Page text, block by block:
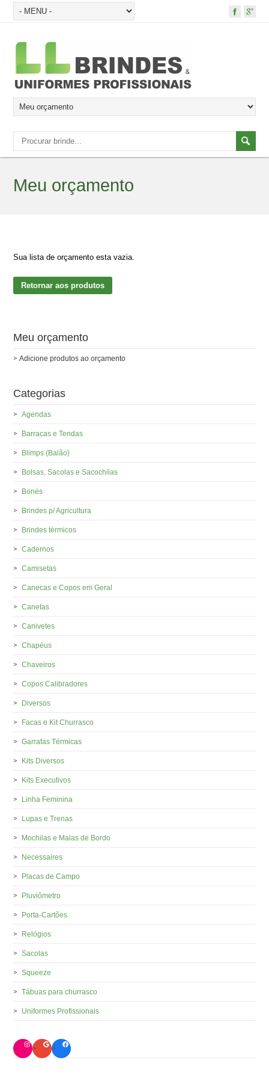
Meu orçamento
Sua lista de orçamento esta vazia.
Retornar aos produtos
Meu orçamento
Adicione produtos ao orçamento
Categorias
Agendas
Barracas e Tendas
Blimps (Balão)
Bolsas, Sacolas e Sacochilas
Bonés
Brindes p/ Agricultura
Brindes térmicos
Cadernos
Camisetas
Canecas e Copos em Geral
Canetas
Canivetes
Chapéus
Chaveiros
Copos Calibradores
Diversos
Facas e Kit Churrasco
Garrafas Térmicas
Kits Diversos
Kits Executivos
Linha Feminina
Lupas e Trenas
Mochilas e Malas de Bordo
Necessaires
Placas de Campo
Pluviômetro
Porta-Cartões
Relógios
Sacolas
Squeeze
Tábuas para churrasco
Uniformes Profissionais
InstagramGoogleFacebook